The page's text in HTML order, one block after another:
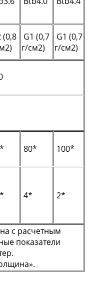
(0,8
G1 (0,7
г/см2)
G1 (0,7
г/см2)
80* 100*
4* 2*
с расчетным
показатели